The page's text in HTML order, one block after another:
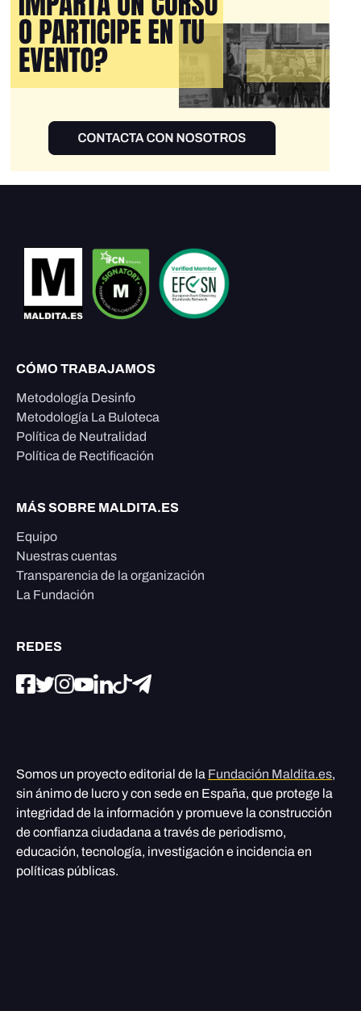
CÓMO TRABAJAMOS
Metodología Desinfo
Metodología La Buloteca
Política de Neutralidad
Política de Rectificación
MÁS SOBRE MALDITA.ES
Equipo
Nuestras cuentas
Transparencia de la organización
La Fundación
REDES
Somos un proyecto editorial de la Fundación Maldita.es,
sin ánimo de lucro y con sede en España, que protege la
integridad de la información y promueve la construcción
de confianza ciudadana a través de periodismo,
educación, tecnología, investigación e incidencia en
políticas públicas.